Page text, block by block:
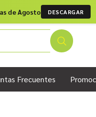
de Agosto DESCARGAR
Frecuentes